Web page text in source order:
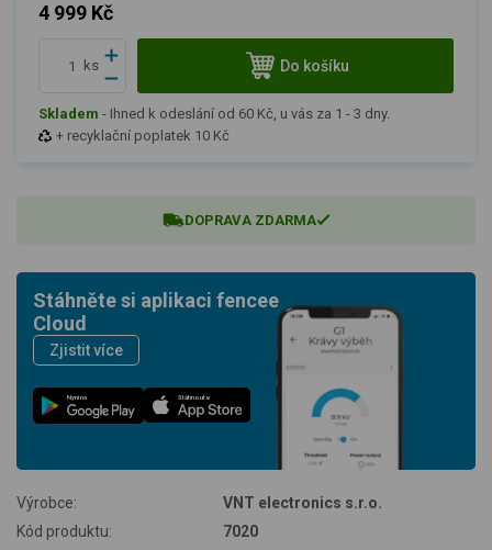
4 999 Kč
ks Do košíku
+ recyklační poplatek 10 Kč
Skladem - Ihned k odeslání od 60 Kč, u vás za 1 - 3 dny.
DOPRAVA ZDARMA
Stáhněte si aplikaci fencee
Cloud
Zjistit více
Nyní na Stáhnout v
Výrobce:
VNT electronics s.r.o.
Kód produktu:
7020